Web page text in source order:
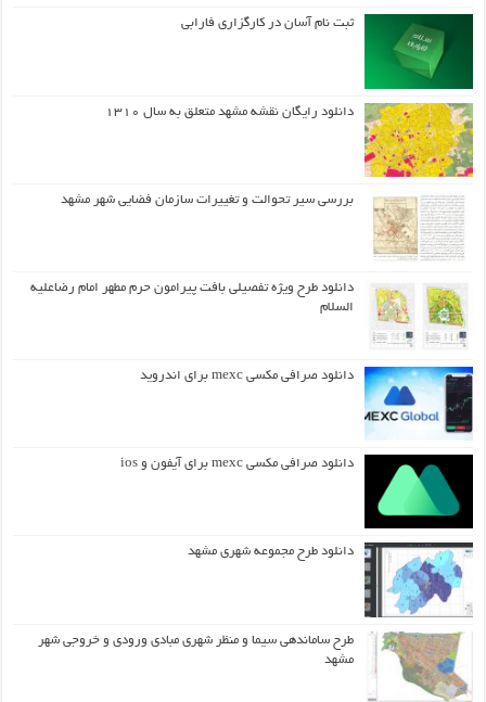
ثبت نام آسان در کارگزاری فارابی
دانلود رایگان نقشه مشهد متعلق به سال ۱۳۱۰
بررسی سیر تحوالت و تغییرات سازمان فضایی شهر مشهد
دانلود طرح ويژه تفصيلي بافت پيرامون حرم مطهر امام رضاعليه
السلام
دانلود صرافی مکسی mexc برای اندروید
دانلود صرافی مکسی mexc برای آیفون و ios
دانلود طرح مجموعه شهری مشهد
طرح ساماندهی سیما و منظر شهری مبادی ورودی و خروجی شهر
مشهد